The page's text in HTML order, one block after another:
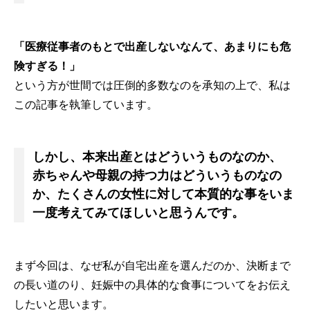
「医療従事者のもとで出産しないなんて、あまりにも危
険すぎる！」
という方が世間では圧倒的多数なのを承知の上で、私は
この記事を執筆しています。
しかし、本来出産とはどういうものなのか、
赤ちゃんや母親の持つ力はどういうものなの
か、たくさんの女性に対して本質的な事をいま
一度考えてみてほしいと思うんです。
まず今回は、なぜ私が自宅出産を選んだのか、決断まで
の長い道のり、妊娠中の具体的な食事についてをお伝え
したいと思います。